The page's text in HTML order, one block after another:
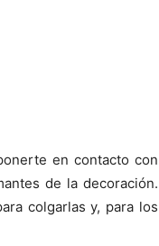
en contacto con
de la decoración.
colgarlas y, para los